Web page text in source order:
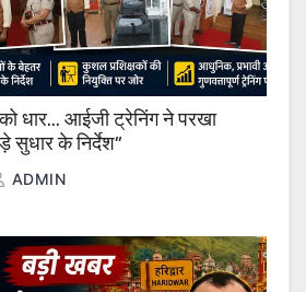
धार… आईजी ट्रेनिंग ने परखा
सुधार के निर्देश”
ADMIN